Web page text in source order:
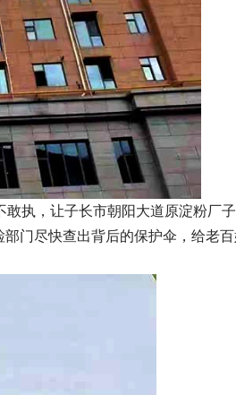
执，让子长市朝阳大道原淀粉厂
门尽快查出背后的保护伞，给老